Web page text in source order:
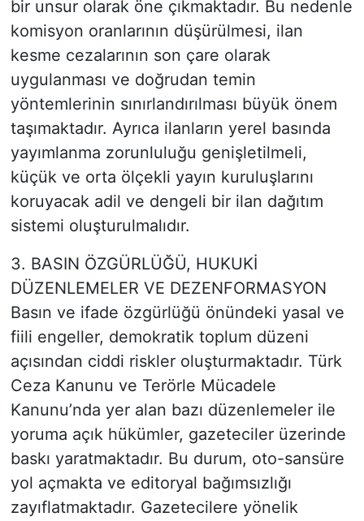
bir unsur olarak öne çıkmaktadır. Bu nedenle
komisyon oranlarının düşürülmesi, ilan
kesme cezalarının son çare olarak
uygulanması ve doğrudan temin
yöntemlerinin sınırlandırılması büyük önem
taşımaktadır. Ayrıca ilanların yerel basında
yayımlanma zorunluluğu genişletilmeli,
küçük ve orta ölçekli yayın kuruluşlarını
koruyacak adil ve dengeli bir ilan dağıtım
sistemi oluşturulmalıdır.
3. BASIN ÖZGÜRLÜĞÜ, HUKUKİ
DÜZENLEMELER VE DEZENFORMASYON
Basın ve ifade özgürlüğü önündeki yasal ve
fiili engeller, demokratik toplum düzeni
açısından ciddi riskler oluşturmaktadır. Türk
Ceza Kanunu ve Terörle Mücadele
Kanunu’nda yer alan bazı düzenlemeler ile
yoruma açık hükümler, gazeteciler üzerinde
baskı yaratmaktadır. Bu durum, oto-sansüre
yol açmakta ve editoryal bağımsızlığı
zayıflatmaktadır. Gazetecilere yönelik